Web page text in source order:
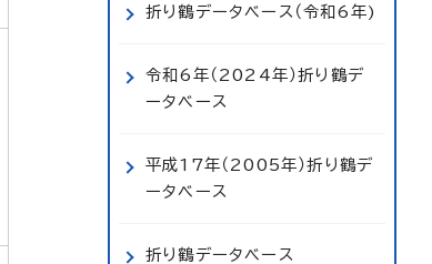
折り鶴データベース（令和6年)
令和6年（2024年）折り鶴デ
ータベース
平成17年（2005年）折り鶴デ
ータベース
折り鶴データベース